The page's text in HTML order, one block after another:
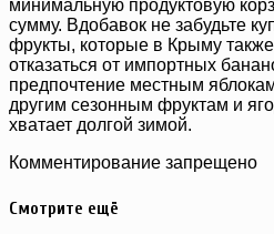
минимальную продуктовую
сумму. Вдобавок не забудьте
фрукты, которые в Крыму
отказаться от импортных
предпочтение местным
другим сезонным фруктам и
хватает долгой зимой.
Комментирование запрещено
Смотрите ещё